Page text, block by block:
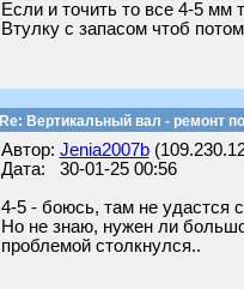
Если и точить то все 4-5 мм
Втулку с запасом чтоб
Re: Вертикальный вал - ремонт
Автор: Jenia2007b
Дата: 30-01-25 00:56
4-5 - боюсь, там не удастся
Но не знаю, нужен ли
проблемой столкнулся..